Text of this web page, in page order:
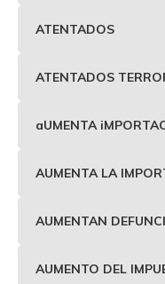
ATENTADOS
ATENTADOS
aUMENTA
AUMENTA LA
AUMENTAN
AUMENTO DEL